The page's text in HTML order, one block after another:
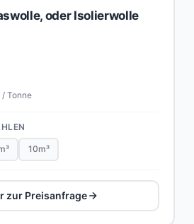
oder Isolierwolle
/ Tonne
10m³
zur Preisanfrage